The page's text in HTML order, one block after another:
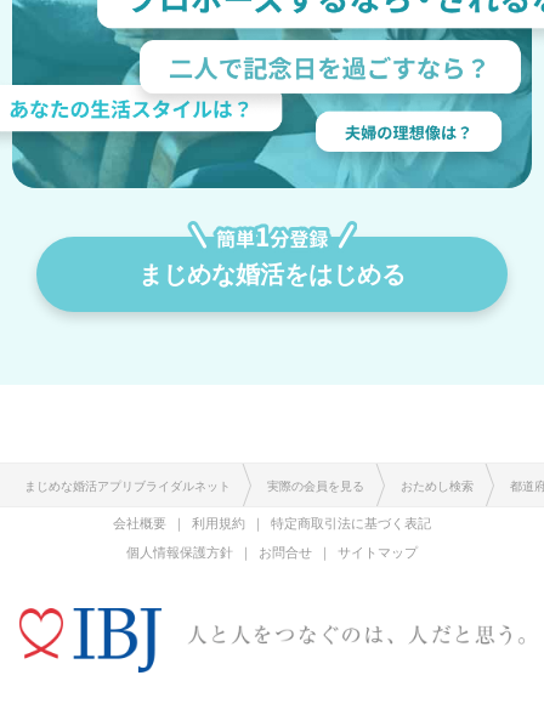
まじめな婚活をはじめる
まじめな婚活アプリブライダルネット 実際の会員を見る おためし検索 都道
会社概要 利用規約
特定商取引法に基づく表記
個人情報保護方針
お問合せ サイトマップ